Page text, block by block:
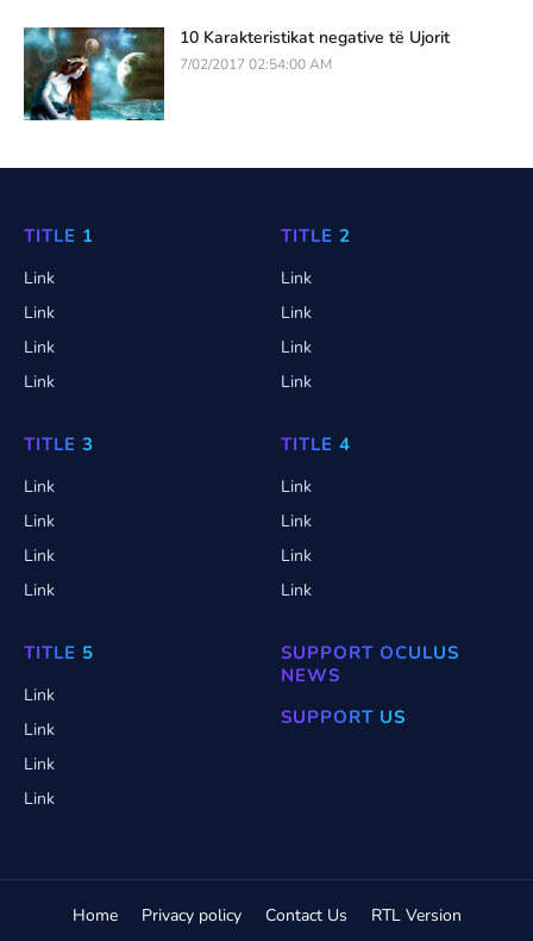
10 Karakteristikat negative të Ujorit
7/02/2017 02:54:00 AM
TITLE 1
Link
Link
Link
Link
TITLE 2
Link
Link
Link
Link
TITLE 3
Link
Link
Link
Link
TITLE 4
Link
Link
Link
Link
TITLE 5
Link
Link
Link
Link
SUPPORT OCULUS
NEWS
SUPPORT US
Home Privacy policy Contact Us RTL Version